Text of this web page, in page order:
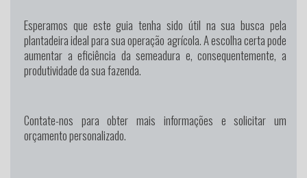
Esperamos que este guia tenha sido útil na sua busca pela
plantadeira ideal para sua operação agrícola. A escolha certa pode
aumentar a eficiência da semeadura e, consequentemente, a
produtividade da sua fazenda.
Contate-nos para obter mais informações e solicitar um
orçamento personalizado.